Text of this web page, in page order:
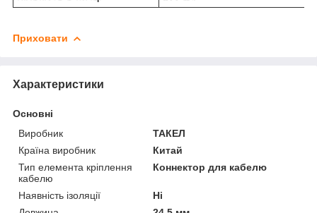
Приховати
Характеристики
Основні
Виробник
ТАКЕЛ
Країна виробник
Китай
Тип елемента кріплення
кабелю
Коннектор для кабелю
Наявність ізоляції
Ні